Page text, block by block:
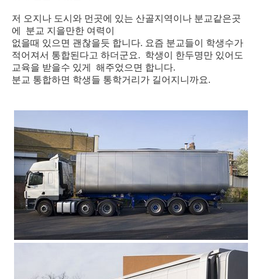
저 오지나 도시와 먼곳에 있는 산골지역이나 분교같은곳
에 분교 지을만한 여력이
없을때 있으면 괜찮을듯 합니다. 요즘 분교들이 학생수가
적어져서 통합된다고 하더군요. 학생이 한두명만 있어도
교육을 받을수 있게 해주었으면 합니다.
분교 통합하면 학생들 통학거리가 길어지니까요.